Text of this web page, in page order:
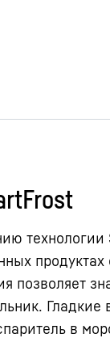
продуктах
позволяет
Гладкие
в